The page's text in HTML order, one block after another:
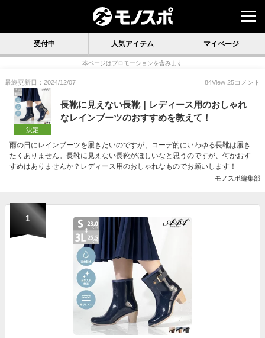
受付中 人気アイテム マイページ
本ページはプロモーションを含みます
最終更新日：2024/12/07 84View 25コメント
決定
長靴に見えない長靴｜レディース用のおしゃれ
なレインブーツのおすすめを教えて！
雨の日にレインブーツを履きたいのですが、コーデ的にいわゆる長靴は履き
たくありません。長靴に見えない長靴がほしいなと思うのですが、何かおす
すめはありませんか？レディース用のおしゃれなものでお願いします！
モノスポ編集部
1